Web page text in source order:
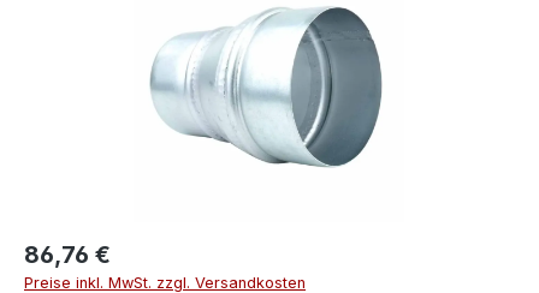
86,76 €
Preise inkl. MwSt. zzgl. Versandkosten